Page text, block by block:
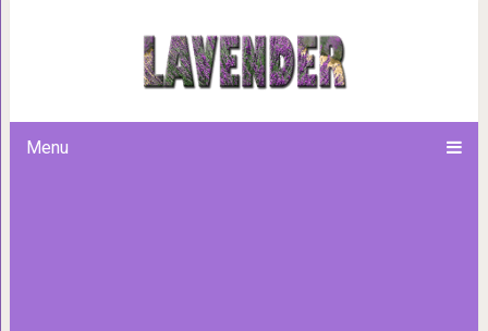
Menu
Теория: по расположению